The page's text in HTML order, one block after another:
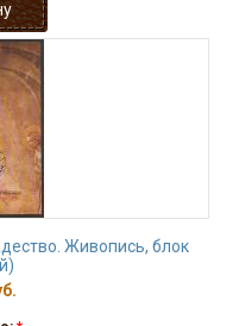
Живопись, блок